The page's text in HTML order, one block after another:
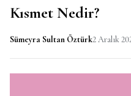
Kısmet Nedir?
Sümeyra Sultan Öztürk2 Aralık